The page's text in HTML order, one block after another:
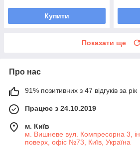
Купити
Показати ще
Про нас
91% позитивних з 47 відгуків за рік
Працює з 24.10.2019
м. Київ
м. Вишневе вул. Компресорна 3,
поверх, офіс №73, Київ, Україна